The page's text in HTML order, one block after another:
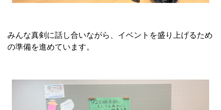
みんな真剣に話し合いながら、イベントを盛り上げるため
の準備を進めています。